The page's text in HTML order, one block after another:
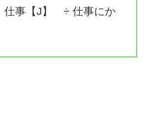
事【J】 ÷ 仕事にか